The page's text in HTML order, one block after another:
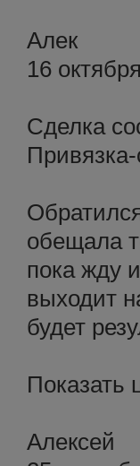
Алек
16
Сделка
обещала
пока жду
выходит
будет
Показать
Алексей